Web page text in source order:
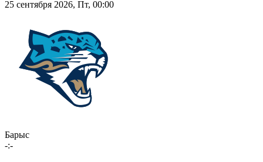
25 сентября 2026, Пт, 00:00
Барыс
-:-